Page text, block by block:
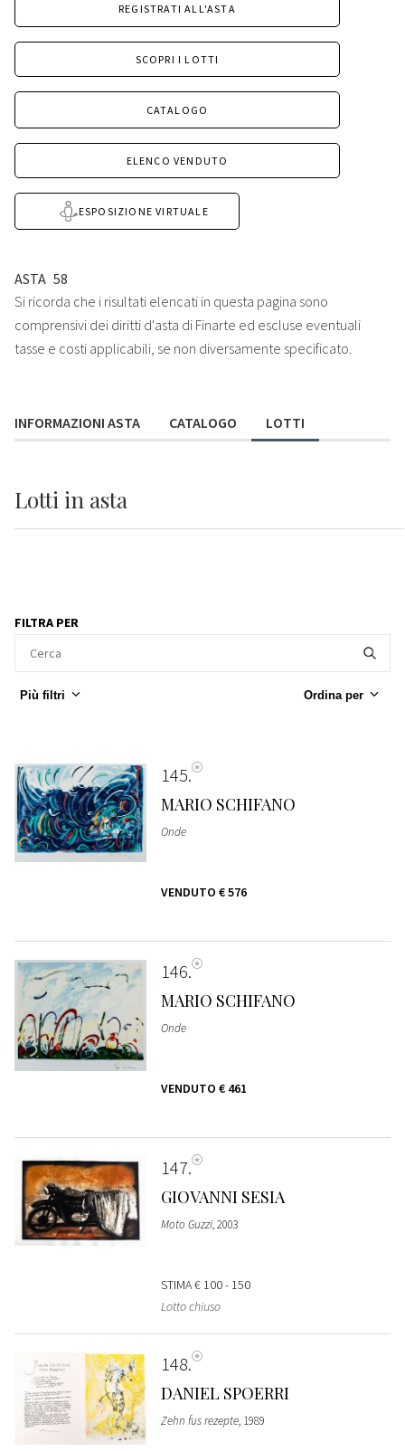
REGISTRATI ALL'ASTA
SCOPRI I LOTTI
CATALOGO
ELENCO VENDUTO
ESPOSIZIONE VIRTUALE
ASTA 58
Si ricorda che i risultati elencati in questa pagina sono
comprensivi dei diritti d'asta di Finarte ed escluse eventuali
tasse e costi applicabili, se non diversamente specificato.
INFORMAZIONI ASTA CATALOGO LOTTI
Lotti in asta
FILTRA PER
Più filtri Ordina per
145
MARIO SCHIFANO
Onde
VENDUTO € 576
146
MARIO SCHIFANO
Onde
VENDUTO € 461
147
GIOVANNI SESIA
Moto Guzzi, 2003
STIMA€ 100 - 150
Lotto chiuso
148
DANIEL SPOERRI
Zehn fus rezepte, 1989